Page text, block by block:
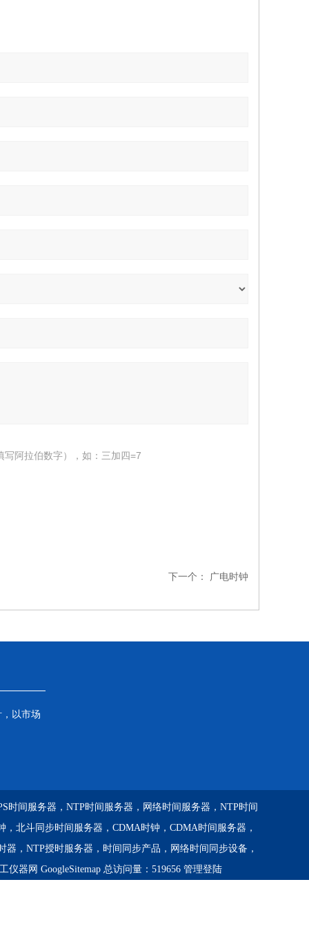
写阿拉伯数字），如：三加四=7
下一个： 广电时钟
以市场
时间服务器，NTP时间服务器，网络时间服务器，NTP时间
北斗同步时间服务器，CDMA时钟，CDMA时间服务器，
，NTP授时服务器，时间同步产品，网络时间同步设备，
仪器网 GoogleSitemap总访问量：519656 管理登陆